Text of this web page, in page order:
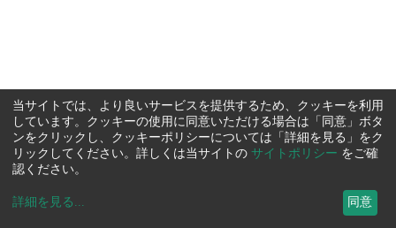
当サイトでは、より良いサービスを提供するため、クッキーを利用
しています。クッキーの使用に同意いただける場合は「同意」ボタ
ンをクリックし、クッキーポリシーについては「詳細を見る」をク
リックしてください。詳しくは当サイトの サイトポリシー をご確
認ください。
詳細を見る ... 同意